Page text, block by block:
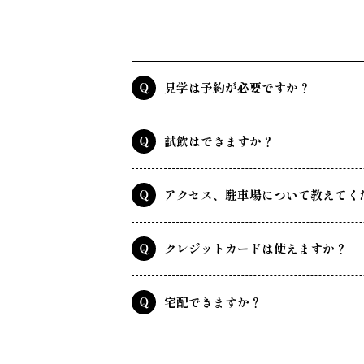
見学は予約が必要ですか？
試飲はできますか？
アクセス、駐車場について教えてく
クレジットカードは使えますか？
宅配できますか？